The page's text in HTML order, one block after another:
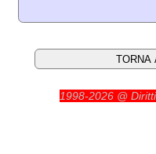
1998-2026 @